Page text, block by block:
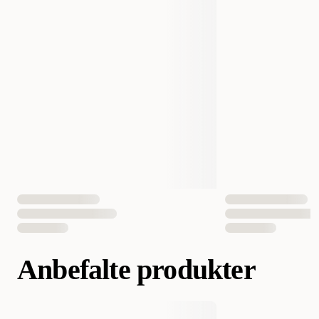
Anbefalte produkter